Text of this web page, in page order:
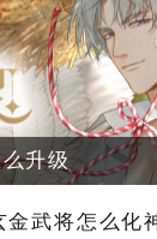
升级
金武将怎么化